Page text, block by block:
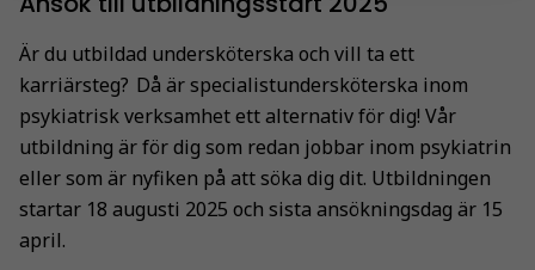
Är du utbildad undersköterska och vill ta ett
karriärsteg? Då är specialistundersköterska inom
psykiatrisk verksamhet ett alternativ för dig! Vår
utbildning är för dig som redan jobbar inom psykiatrin
eller som är nyfiken på att söka dig dit. Utbildningen
startar 18 augusti 2025 och sista ansökningsdag är 15
april.